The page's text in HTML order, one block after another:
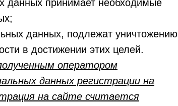
данных принимает необходимые
данных, подлежат уничтожению
в достижении этих целей.
оператором
данных регистрации на
на сайте считается